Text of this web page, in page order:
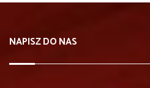
NAPISZ DO NAS